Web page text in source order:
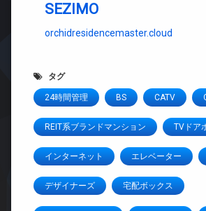
SEZIMO
orchidresidencemaster.cloud
タグ
24時間管理 BS CATV
REIT系ブランドマンション TVドア
インターネット エレベーター
デザイナーズ 宅配ボックス